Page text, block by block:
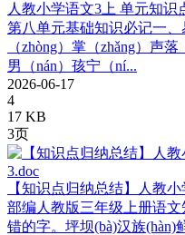
人教小学语文3上 单元知识
第八单元基础知识必记一
（zhòng）掌（zhǎng）声
男（nán）孩宁（ní...
2026-06-17
4
17 KB
3页
【知识点归纳总结】人教
部编人教版三年级上册语
错的字。坪坝(bà)汉族(hàn)